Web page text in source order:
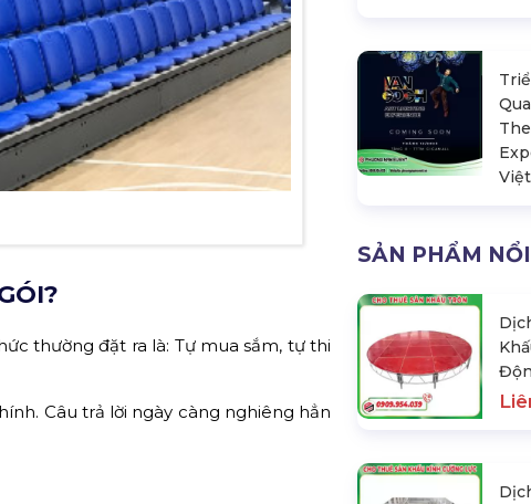
thường đặt ra là: Tự mua sắm, tự thi
Câu trả lời ngày càng nghiêng hẳn
SẢN PHẨM